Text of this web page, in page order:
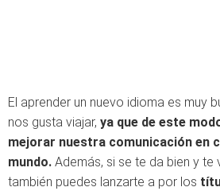
El aprender un nuevo idioma es muy
nos gusta viajar, ya que de este
mejorar nuestra comunicación en
mundo. Además, si se te da bien y te
también puedes lanzarte a por los